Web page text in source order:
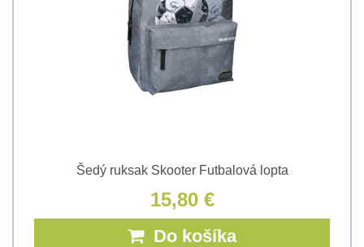
Šedý ruksak Skooter Futbalová lopta
15,80 €
Do košíka